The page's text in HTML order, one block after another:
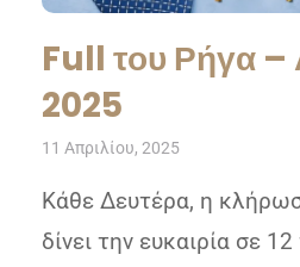
Full του Ρήγα –
2025
11 Απριλίου, 2025
Κάθε Δευτέρα, η
δίνει την ευκαιρία σε